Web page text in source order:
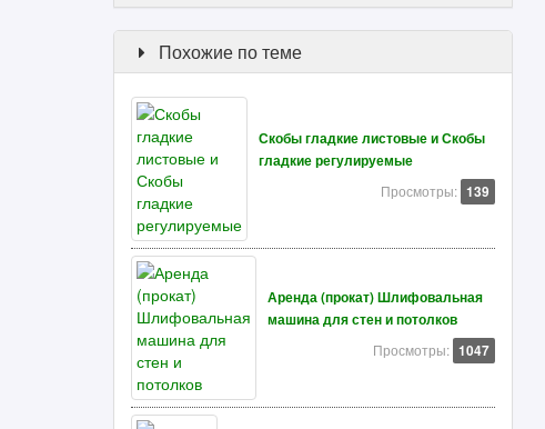
Похожие по теме
Скобы гладкие листовые и Скобы
гладкие регулируемые
Просмотры: 139
Аренда (прокат) Шлифовальная
машина для стен и потолков
Просмотры: 1047